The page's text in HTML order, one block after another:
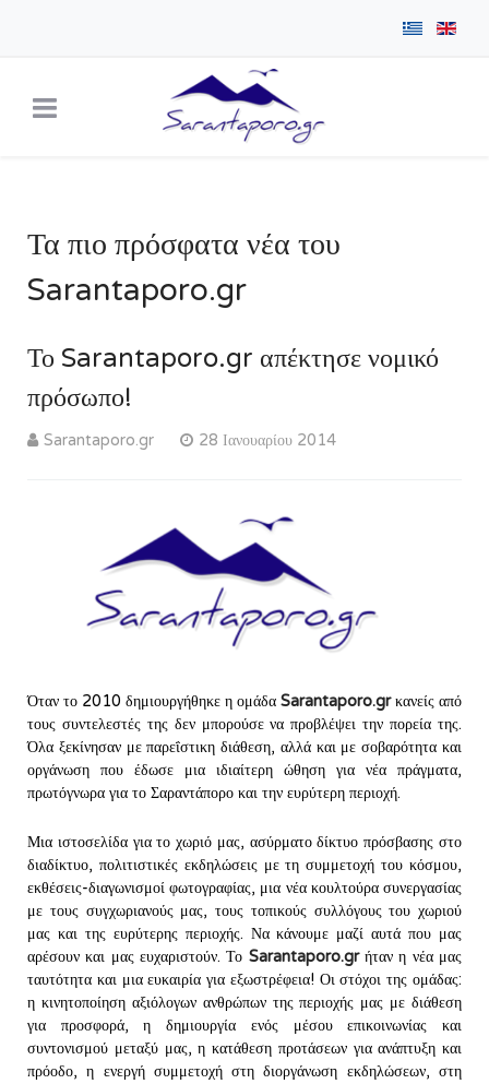
Τα πιο πρόσφατα νέα του
Sarantaporo.gr
Το Sarantaporo.gr απέκτησε νομικό
πρόσωπο!
Sarantaporo.gr 28 Ιανουαρίου 2014
Όταν το 2010 δημιουργήθηκε η ομάδα Sarantaporo.grκανείς από
τους συντελεστές της δεν μπορούσε να προβλέψει την πορεία της.
Όλα ξεκίνησαν με παρεΐστικη διάθεση, αλλά και με σοβαρότητα και
οργάνωση που έδωσε μια ιδιαίτερη ώθηση για νέα πράγματα,
πρωτόγνωρα για το Σαραντάπορο και την ευρύτερη περιοχή.
Μια ιστοσελίδα για το χωριό μας, ασύρματο δίκτυο πρόσβασης στο
διαδίκτυο, πολιτιστικές εκδηλώσεις με τη συμμετοχή του κόσμου,
εκθέσεις-διαγωνισμοί φωτογραφίας, μια νέα κουλτούρα συνεργασίας
με τους συγχωριανούς μας, τους τοπικούς συλλόγους του χωριού
μας και της ευρύτερης περιοχής. Να κάνουμε μαζί αυτά που μας
αρέσουν και μας ευχαριστούν. Το Sarantaporo.grήταν η νέα μας
ταυτότητα και μια ευκαιρία για εξωστρέφεια! Οι στόχοι της ομάδας:
η κινητοποίηση αξιόλογων ανθρώπων της περιοχής μας με διάθεση
για προσφορά, η δημιουργία ενός μέσου επικοινωνίας και
συντονισμού μεταξύ μας, η κατάθεση προτάσεων για ανάπτυξη και
πρόοδο, η ενεργή συμμετοχή στη διοργάνωση εκδηλώσεων, στη